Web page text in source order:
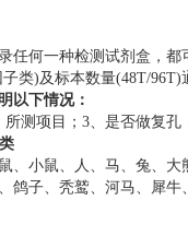
任何一种检测试剂盒，
类)及标本数量(48T/
以下情况：
测项目；3、是否做复孔
、小鼠、人、马、兔、
鸽子、秃鹫、河马、犀